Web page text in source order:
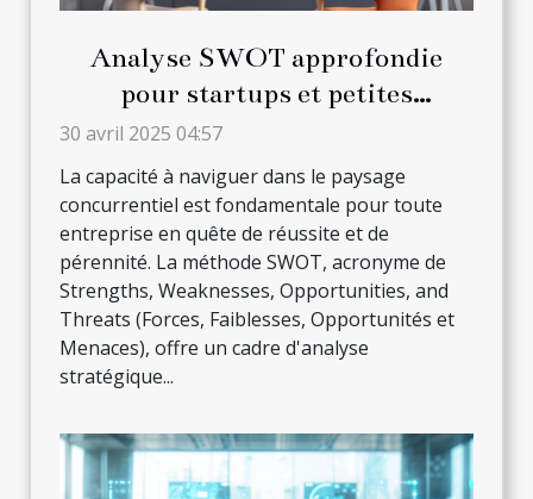
Analyse SWOT approfondie
pour startups et petites
entreprises
30 avril 2025 04:57
La capacité à naviguer dans le paysage
concurrentiel est fondamentale pour toute
entreprise en quête de réussite et de
pérennité. La méthode SWOT, acronyme de
Strengths, Weaknesses, Opportunities, and
Threats (Forces, Faiblesses, Opportunités et
Menaces), offre un cadre d'analyse
stratégique...